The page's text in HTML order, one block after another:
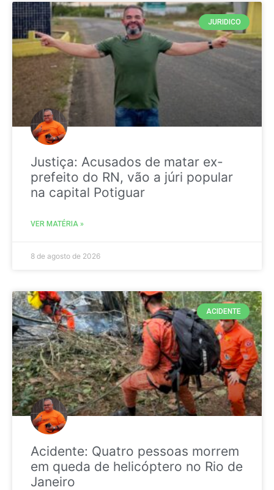
JURIDICO
Justiça: Acusados de matar ex-
prefeito do RN, vão a júri popular
na capital Potiguar
VER MATÉRIA »
8 de agosto de 2026
ACIDENTE
Acidente: Quatro pessoas morrem
em queda de helicóptero no Rio de
Janeiro